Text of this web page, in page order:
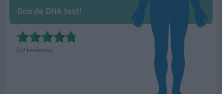
Doe de DNA test!
(52 reviews)